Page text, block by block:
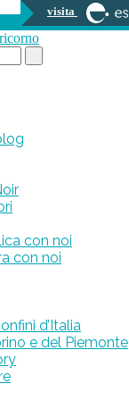
visita
con noi
con noi
d’Italia
e del Piemonte